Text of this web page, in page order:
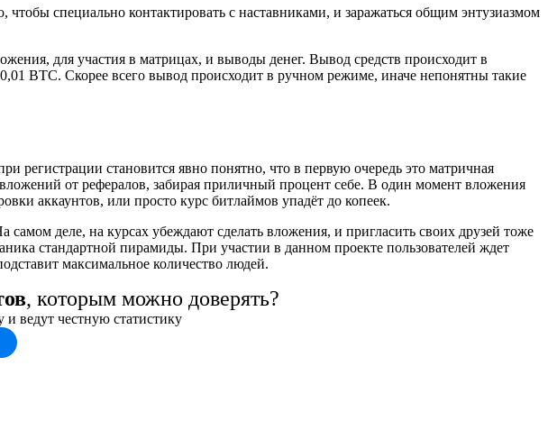
специально контактировать с наставниками, и заражаться общим энтузиазмом
для участия в матрицах, и выводы денег. Вывод средств происходит в
BTC. Скорее всего вывод происходит в ручном режиме, иначе непонятны такие
регистрации становится явно понятно, что в первую очередь это матричная
от рефералов, забирая приличный процент себе. В один момент вложения
аккаунтов, или просто курс битлаймов упадёт до копеек.
деле, на курсах убеждают сделать вложения, и пригласить своих друзей тоже
стандартной пирамиды. При участии в данном проекте пользователей ждет
максимальное количество людей.
, которым можно доверять?
ведут честную статистику